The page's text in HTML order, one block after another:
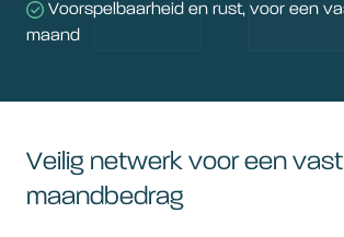
Voorspelbaarheid en rust, voor een
maand
Veilig netwerk voor een vast
maandbedrag